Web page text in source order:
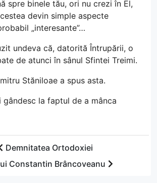
spre binele tău, ori nu crezi în El,
devin simple aspecte
„interesante”…
undeva că, datorită Întrupării, o
de atunci în sânul Sfintei Treimi.
Stăniloae a spus asta.
gândesc la faptul de a mânca
Demnitatea Ortodoxiei
Constantin Brâncoveanu